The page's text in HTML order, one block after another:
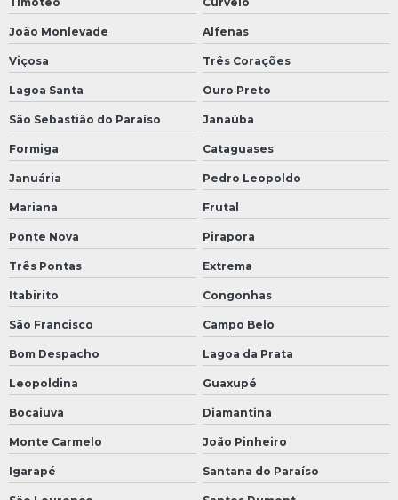
João Monlevade Alfenas
Viçosa Três Corações
Lagoa Santa Ouro Preto
São Sebastião do Paraíso Janaúba
Formiga Cataguases
Januária Pedro Leopoldo
Mariana Frutal
Ponte Nova Pirapora
Três Pontas Extrema
Itabirito Congonhas
São Francisco Campo Belo
Bom Despacho Lagoa da Prata
Leopoldina Guaxupé
Bocaiuva Diamantina
Monte Carmelo João Pinheiro
Igarapé Santana do Paraíso